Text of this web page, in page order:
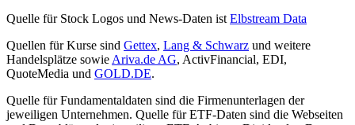
Quelle für Stock Logos und News-Daten ist Elbstream Data
Quellen für Kurse sind Gettex, Lang & Schwarz und weitere
Handelsplätze sowie Ariva.de AG, ActivFinancial, EDI,
QuoteMedia und GOLD.DE.
Quelle für Fundamentaldaten sind die Firmenunterlagen der
jeweiligen Unternehmen. Quelle für ETF-Daten sind die Webseiten